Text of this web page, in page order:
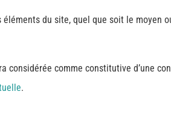
du site, quel que soit le moyen
considérée comme constitutive d’une
.